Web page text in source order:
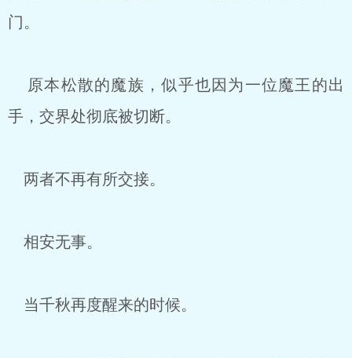
门。
原本松散的魔族，似乎也因为一位魔王的出
手，交界处彻底被切断。
两者不再有所交接。
相安无事。
当千秋再度醒来的时候。